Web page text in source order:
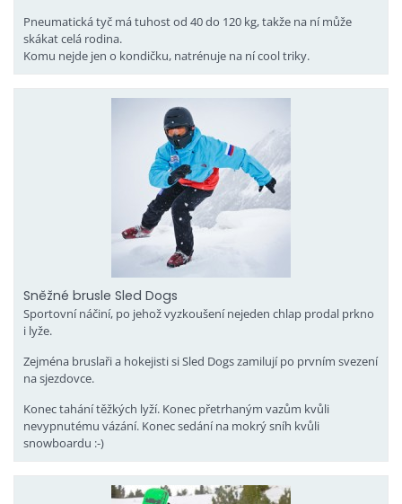
Pneumatická tyč má tuhost od 40 do 120 kg, takže na ní může
skákat celá rodina.
Komu nejde jen o kondičku, natrénuje na ní cool triky.
Sněžné brusle Sled Dogs
Sportovní náčiní, po jehož vyzkoušení nejeden chlap prodal prkno
i lyže.
Zejména bruslaři a hokejisti si Sled Dogs zamilují po prvním svezení
na sjezdovce.
Konec tahání těžkých lyží. Konec přetrhaným vazům kvůli
nevypnutému vázání. Konec sedání na mokrý sníh kvůli
snowboardu :-)